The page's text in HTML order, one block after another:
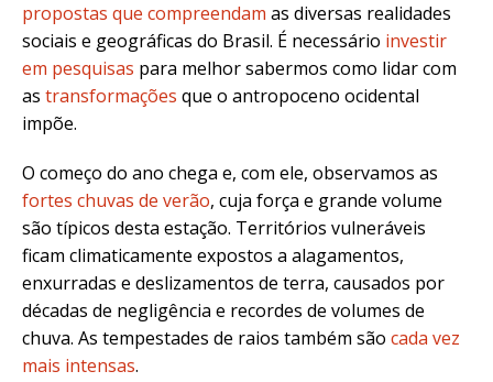
propostas que compreendam as diversas realidades
sociais e geográficas do Brasil. É necessário investir
em pesquisas para melhor sabermos como lidar com
as transformações que o antropoceno ocidental
impõe.
O começo do ano chega e, com ele, observamos as
fortes chuvas de verão, cuja força e grande volume
são típicos desta estação. Territórios vulneráveis
ficam climaticamente expostos a alagamentos,
enxurradas e deslizamentos de terra, causados por
décadas de negligência e recordes de volumes de
chuva. As tempestades de raios também são cada vez
mais intensas.